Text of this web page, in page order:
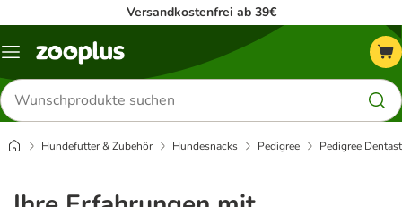
Versandkostenfrei ab 39€
Menü
Produkte
suchen
Hundefutter & Zubehör Hundesnacks Pedigree Pedigree